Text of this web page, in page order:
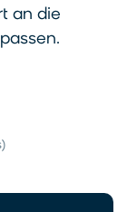
an die